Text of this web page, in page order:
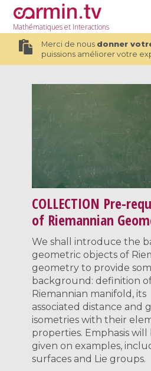
Mathématiqueset Interactions
Merci de nous donner
puissions améliorer votre
COLLECTION Pre-
of Riemannian
We shall introduce the
geometric objects of
geometry to provide
background: definition
Riemannian manifold, its
associated distance and
isometries with their
properties. Emphasis will
given on examples,
surfaces and Lie groups.